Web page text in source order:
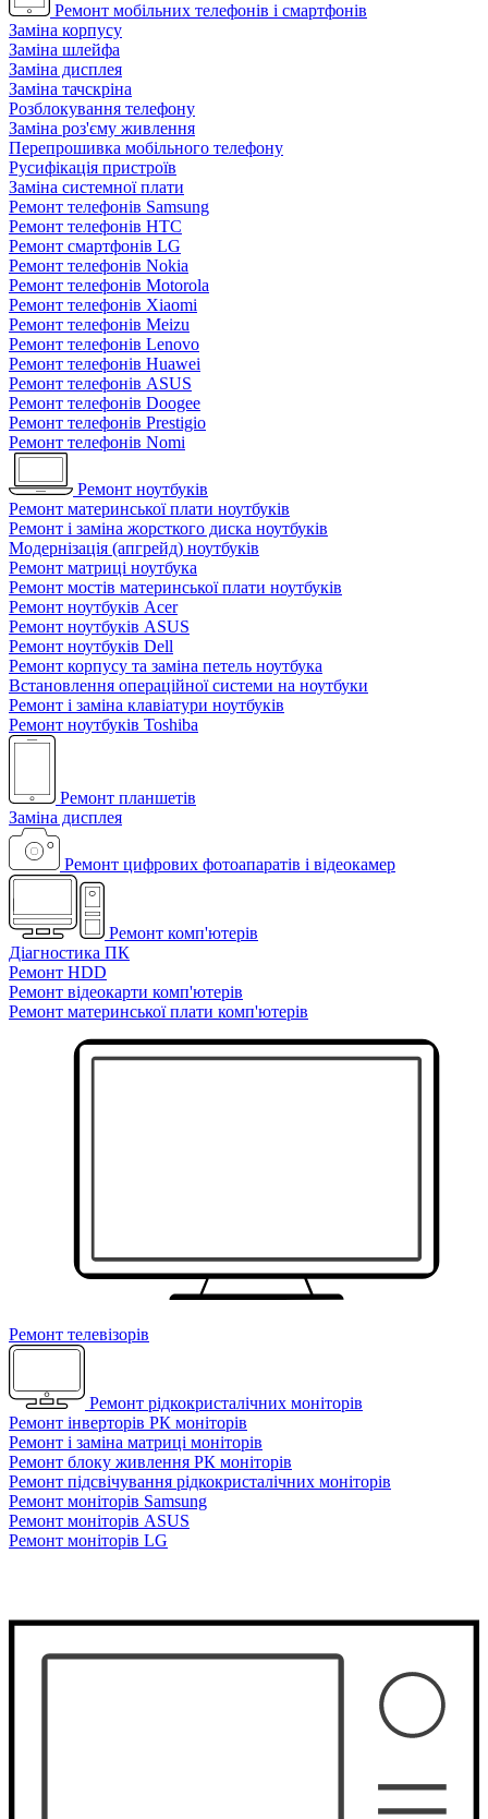
Ремонт мобільних телефонів і смартфонів
Заміна корпусу
Заміна шлейфа
Заміна дисплея
Заміна тачскріна
Розблокування телефону
Заміна роз'єму живлення
Перепрошивка мобільного телефону
Русифікація пристроїв
Заміна системної плати
Ремонт телефонів Samsung
Ремонт телефонів HTC
Ремонт смартфонів LG
Ремонт телефонів Nokia
Ремонт телефонів Motorola
Ремонт телефонів Xiaomi
Ремонт телефонів Meizu
Ремонт телефонів Lenovo
Ремонт телефонів Huawei
Ремонт телефонів ASUS
Ремонт телефонів Doogee
Ремонт телефонів Prestigio
Ремонт телефонів Nomi
Ремонт ноутбуків
Ремонт материнської плати ноутбуків
Ремонт і заміна жорсткого диска ноутбуків
Модернізація (апгрейд) ноутбуків
Ремонт матриці ноутбука
Ремонт мостів материнської плати ноутбуків
Ремонт ноутбуків Acer
Ремонт ноутбуків ASUS
Ремонт ноутбуків Dell
Ремонт корпусу та заміна петель ноутбука
Встановлення операційної системи на ноутбуки
Ремонт і заміна клавіатури ноутбуків
Ремонт ноутбуків Toshiba
Ремонт планшетів
Заміна дисплея
Ремонт цифрових фотоапаратів і відеокамер
Ремонт комп'ютерів
Діагностика ПК
Ремонт HDD
Ремонт відеокарти комп'ютерів
Ремонт материнської плати комп'ютерів
Ремонт телевізорів
Ремонт рідкокристалічних моніторів
Ремонт інверторів РК моніторів
Ремонт і заміна матриці моніторів
Ремонт блоку живлення РК моніторів
Ремонт підсвічування рідкокристалічних моніторів
Ремонт моніторів Samsung
Ремонт моніторів ASUS
Ремонт моніторів LG